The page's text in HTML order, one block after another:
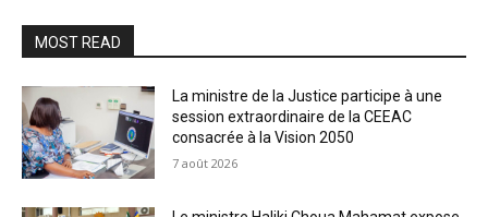
MOST READ
La ministre de la Justice participe à une
session extraordinaire de la CEEAC
consacrée à la Vision 2050
7 août 2026